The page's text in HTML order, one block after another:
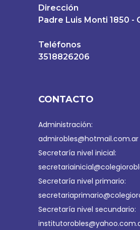
Dirección
Padre Luis Monti 1850 -
Teléfonos
3518826206
CONTACTO
Administración:
admirobles@hotmail.com.ar
Secretaría nivel inicial:
Secretaría nivel primario:
Secretaría nivel secundario: